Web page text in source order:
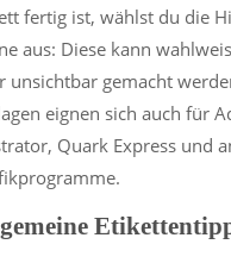
fertig ist, wählst du die
aus: Diese kann
unsichtbar gemacht
eignen sich auch für
Quark Express und